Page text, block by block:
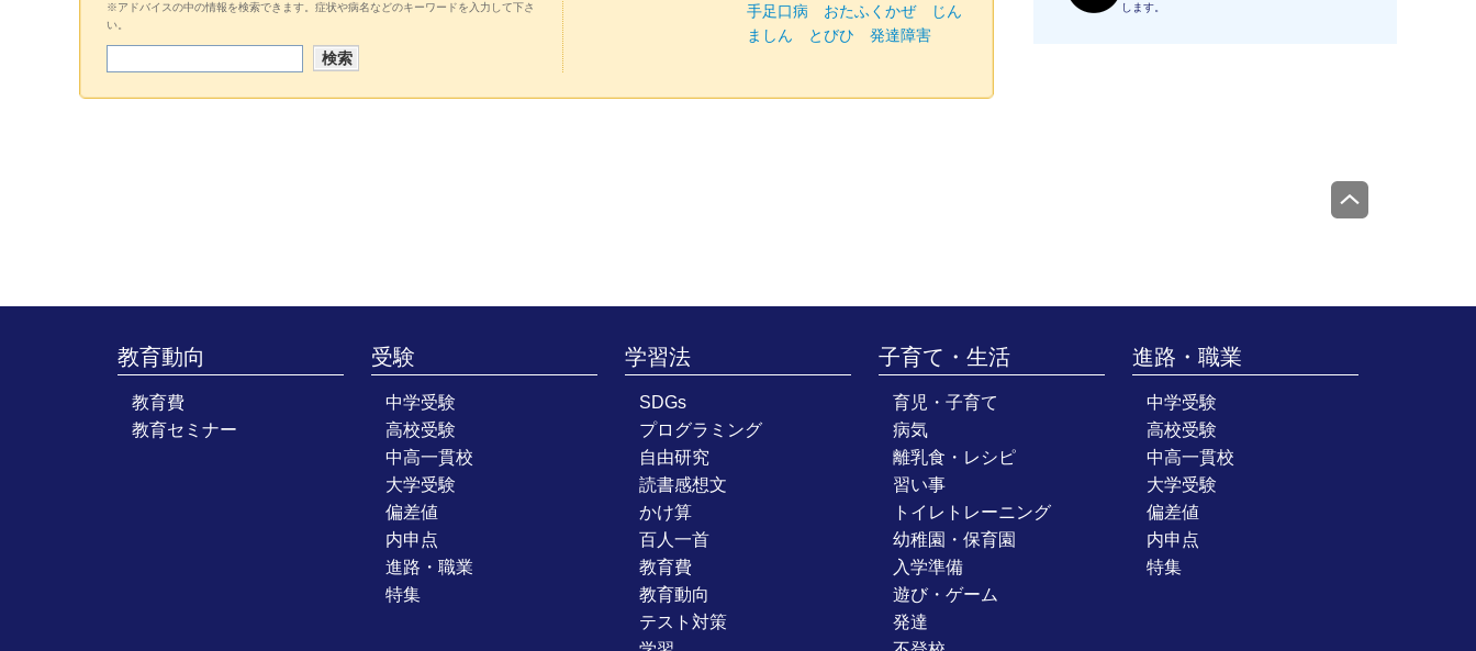
※アドバイスの中の情報を検索できます。症状や病名などのキーワードを入力して下さ
い。
手足口病
おたふくかぜ
じん
ましん
とびひ 発達障害
します。
教育動向
教育費
教育セミナー
受験
中学受験
高校受験
中高一貫校
大学受験
偏差値
内申点
進路・職業
特集
学習法
SDGs
プログラミング
自由研究
読書感想文
かけ算
百人一首
教育費
教育動向
テスト対策
子育て・生活
育児・子育て
病気
離乳食・レシピ
習い事
トイレトレーニング
幼稚園・保育園
入学準備
遊び・ゲーム
発達
進路・職業
中学受験
高校受験
中高一貫校
大学受験
偏差値
内申点
特集